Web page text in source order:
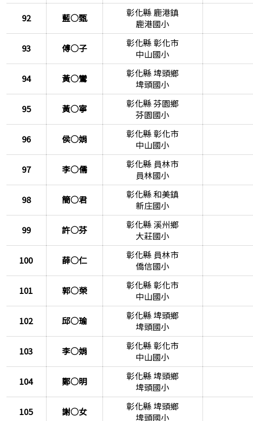
92 藍○甄
彰化縣 鹿港鎮
鹿港國小
93 傅○子
彰化縣 彰化市
中山國小
94 黃○鸞
彰化縣 埤頭鄉
埤頭國小
95 黃○寧
彰化縣 芬園鄉
芬園國小
96 侯○娟
彰化縣 彰化市
中山國小
97 李○儒
彰化縣 員林市
員林國小
98 簡○君
彰化縣 和美鎮
新庄國小
99 許○芬
彰化縣 溪州鄉
大莊國小
100 薛○仁
彰化縣 員林市
僑信國小
101 郭○榮
彰化縣 彰化市
中山國小
102 邱○瑜
彰化縣 埤頭鄉
埤頭國小
103 李○娟
彰化縣 彰化市
中山國小
104 鄭○明
彰化縣 埤頭鄉
埤頭國小
105 謝○女
彰化縣 埤頭鄉
埤頭國小